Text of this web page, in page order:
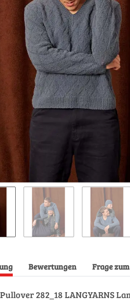
Bewertungen Frage
282_18 LANGYARNS